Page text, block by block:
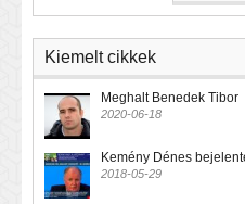
Kiemelt cikkek
Meghalt Benedek Tibor
2020-06-18
Kemény Dénes
2018-05-29